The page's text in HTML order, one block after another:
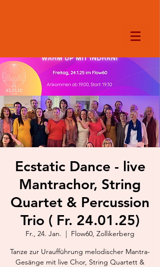
Ecstatic Dance - live
Mantrachor, String
Quartet & Percussion
Trio ( Fr. 24.01.25)
Fr., 24. Jan.
  |
Flow60, Zollikerberg
Tanze zur Uraufführung melodischer Mantra-
Gesänge mit live Chor, String Quartett &